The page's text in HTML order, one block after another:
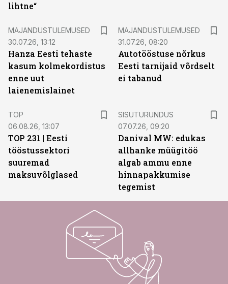
lihtne“
MAJANDUSTULEMUSED
30.07.26, 13:12
Hanza Eesti tehaste
kasum kolmekordistus
enne uut
laienemislainet
MAJANDUSTULEMUSED
31.07.26, 08:20
Autotööstuse nõrkus
Eesti tarnijaid võrdselt
ei tabanud
TOP
06.08.26, 13:07
TOP 231 | Eesti
tööstussektori
suuremad
maksuvõlglased
SISUTURUNDUS
07.07.26, 09:20
Danival MW: edukas
allhanke müügitöö
algab ammu enne
hinnapakkumise
tegemist